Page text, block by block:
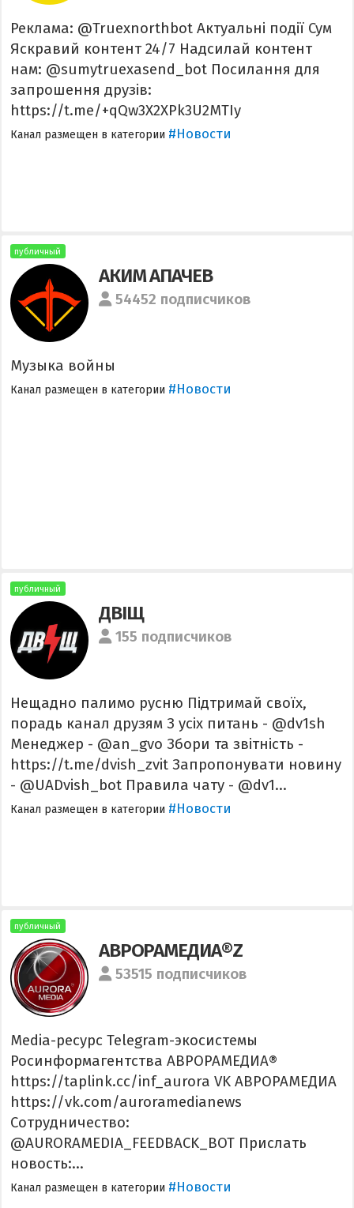
Реклама: @Truexnorthbot Актуальні події Сум
Яскравий контент 24/7 Надсилай контент
нам: @sumytruexasend_bot Посилання для
запрошення друзів:
https://t.me/+qQw3X2XPk3U2MTIy
Канал размещен в категории #Новости
публичный
АКИМ АПАЧЕВ
54452 подписчиков
Музыка войны
Канал размещен в категории #Новости
публичный
ДВІЩ
155 подписчиков
Нещадно палимо русню Підтримай своїх,
порадь канал друзям З усіх питань - @dv1sh
Менеджер - @an_gvo Збори та звітність -
https://t.me/dvish_zvit Запропонувати новину
- @UADvish_bot Правила чату - @dv1...
Канал размещен в категории #Новости
публичный
АВРОРАМЕДИА®Z
53515 подписчиков
Media-ресурс Telegram-экосистемы
Росинформагентства АВРОРАМЕДИА®
https://taplink.cc/inf_aurora VK АВРОРАМЕДИА
https://vk.com/auroramedianews
Cотрудничество:
@AURORAMEDIA_FEEDBACK_BOT Прислать
новость:...
Канал размещен в категории #Новости